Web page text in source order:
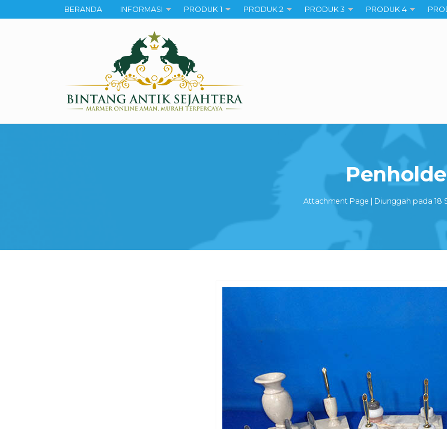
BERANDA INFORMASI PRODUK 1 PRODUK 2 PRODUK 3 PRODUK 4
Attachment Page | Diunggah pada 18